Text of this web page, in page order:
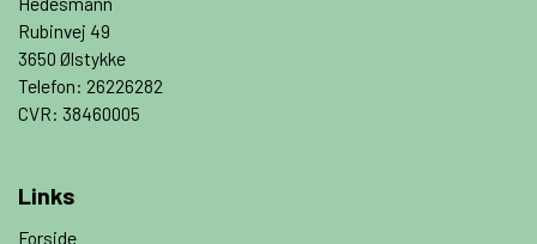
Rubinvej 49
3650 Ølstykke
Telefon: 26226282
CVR: 38460005
Links
Forside